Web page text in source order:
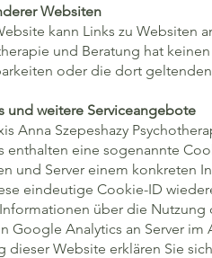
Websiten
kann Links zu Websiten
und Beratung hat
oder die dort
und weitere Serviceangebote
Anna Szepeshazy
enthalten eine sogenannte
und Server einem konkreten
eindeutige Cookie-ID
über die Nutzung
Google Analytics an Server
dieser Website erklären Sie